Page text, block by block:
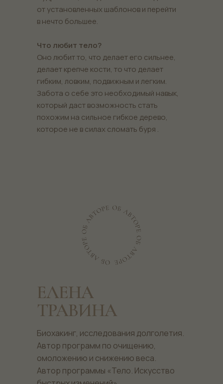
от установленных шаблонов и перейти
в нечто большее.
Что любит тело?
Оно любит то, что делает его сильнее,
делает крепче кости, то что делает
гибким, ловким, подвижным и легким.
Забота о себе это необходимый навык,
который даст возможность стать
похожим на сильное гибкое дерево,
которое не в силах сломать буря .
Биохакинг, исследования долголетия.
Автор программ по очищению,
омоложению и снижению веса.
Автор программы «Тело. Искусство
ЕЛЕНА
ТРАВИНА